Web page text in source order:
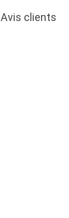
Avis clients